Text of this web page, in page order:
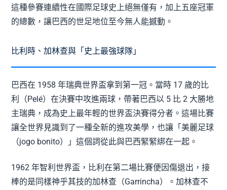
這種參賽連續性在國際足球史上絕無僅有，加上五座冠軍
的總數，讓巴西的世足地位至今無人能撼動。
比利時、加林查與「史上最強球隊」
巴西在 1958 年瑞典世界盃拿到第一冠。當時 17 歲的比
利（Pelé）在決賽中攻進兩球，帶著巴西以 5 比 2 大勝地
主瑞典，成為史上最年輕的世界盃決賽得分者。這場比賽
讓全世界見識到了一種全新的進攻美學，也讓「美麗足球
（jogo bonito）」這個詞從此與巴西緊緊綁在一起。
1962 年智利世界盃，比利在第二場比賽便因傷退出，接
棒的是同樣神乎其技的加林查（Garrincha）。加林查不